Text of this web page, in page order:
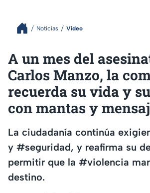
Noticias Video
A un mes del
Carlos Manzo, la
recuerda su vida y
con mantas y
La ciudadanía continúa
y #seguridad, y reafirma su
permitir que la #violencia
destino.